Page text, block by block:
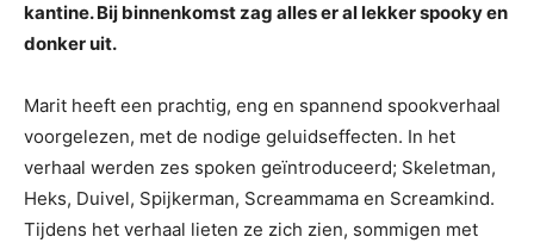
kantine. Bij binnenkomst zag alles er al lekker spooky en
donker uit.
Marit heeft een prachtig, eng en spannend spookverhaal
voorgelezen, met de nodige geluidseffecten. In het
verhaal werden zes spoken geïntroduceerd; Skeletman,
Heks, Duivel, Spijkerman, Screammama en Screamkind.
Tijdens het verhaal lieten ze zich zien, sommigen met